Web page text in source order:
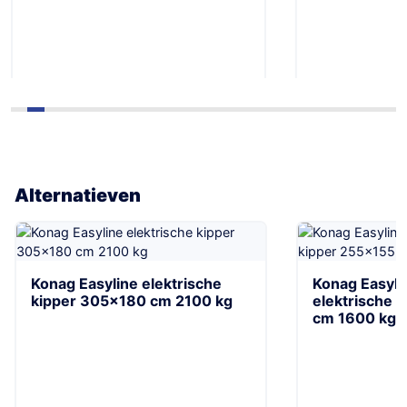
364
Toevoegen
Alternatieven
Konag Easyline elektrische
kipper 305×180 cm 2100 kg
Konag
elektrische
cm 1600 kg